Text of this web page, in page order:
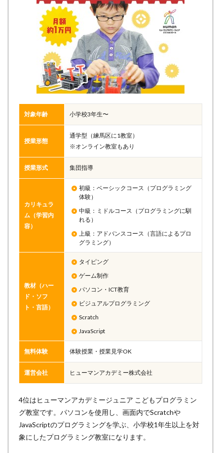
対象年齢 小学校3年生〜
授業形態
通学型（練馬区に1教室）
※オンライン教室もあり
授業形式 集団指導
カリキュラ
ム（学習内
容）
初級：ベーシックコース（プログラミング
体験）
中級：ミドルコース（プログラミングに馴
れる）
上級：アドバンスコース（言語によるプロ
グラミング）
教材（ハー
ド・ソフ
ト・言語）
タイピング
ゲーム制作
パソコン・ICT教育
ビジュアルプログラミング
Scratch
JavaScript
無料体験 体験授業・授業見学OK
運営会社 ヒューマンアカデミー株式会社
4位はヒューマンアカデミージュニア こどもプログラミン
グ教室です。パソコンを使用し、画面内でScratchや
JavaScriptのプログラミングを学ぶ、小学校1年生以上を対
象にしたプログラミング教室になります。